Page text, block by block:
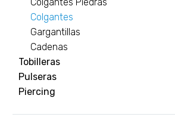
Colgantes Piedras
Colgantes
Gargantillas
Cadenas
Tobilleras
Pulseras
Piercing